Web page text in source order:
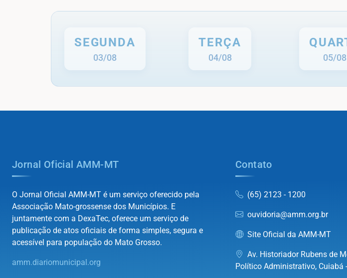
SEGUNDA
03/08
TERÇA
04/08 05/08
Jornal Oficial AMM-MT
O Jornal Oficial AMM-MT é um serviço oferecido pela
Associação Mato-grossense dos Municípios. E
juntamente com a DexaTec, oferece um serviço de
publicação de atos oficiais de forma simples, segura e
acessível para população do Mato Grosso.
amm.diariomunicipal.org
Contato
(65) 2123 - 1200
ouvidoria@amm.org.br
Site Oficial da AMM-MT
Av. Historiador Rubens de
Político Administrativo, Cuiabá